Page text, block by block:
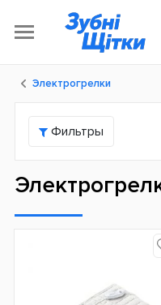
Электрогрелки
Фильтры